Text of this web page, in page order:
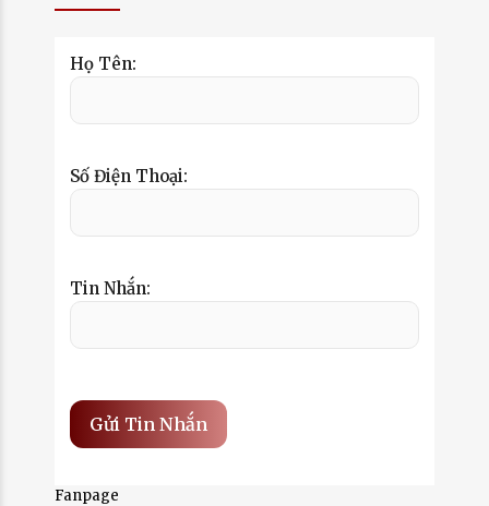
Họ Tên:
Số Điện Thoại:
Tin Nhắn:
Fanpage